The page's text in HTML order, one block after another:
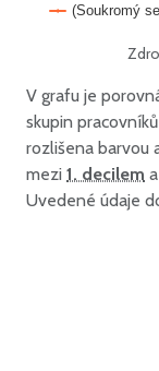
(Soukromý
V grafu je
skupin
rozlišena barvou
mezi 1. decilem a
Uvedené údaje